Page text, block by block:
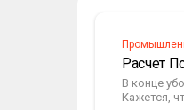
Расчет
В конце
Кажется,